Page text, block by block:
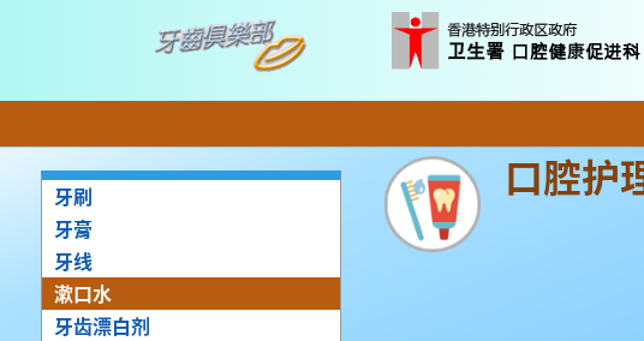
口腔护
牙刷
牙膏
牙线
漱口水
牙齿漂白剂